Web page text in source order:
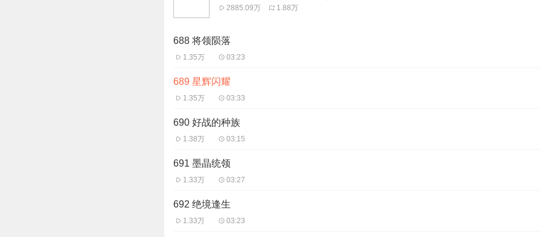
2885.09万 1.88万
688 将领陨落
1.35万 03:23
689 星辉闪耀
1.35万 03:33
690 好战的种族
1.38万 03:15
691 墨晶统领
1.33万 03:27
692 绝境逢生
1.33万 03:23